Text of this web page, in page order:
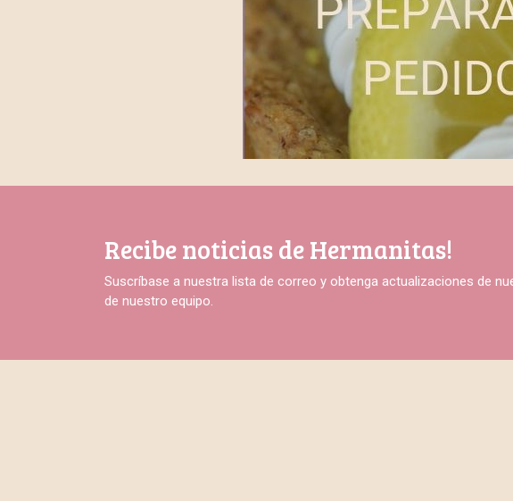
Recibe noticias de Hermanitas!
Suscríbase a nuestra lista de correo y obtenga actualizaciones de
de nuestro equipo.